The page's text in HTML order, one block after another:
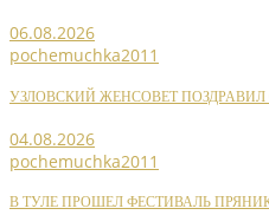
06.08.2026
pochemuchka2011
УЗЛОВСКИЙ ЖЕНСОВЕТ
04.08.2026
pochemuchka2011
В ТУЛЕ ПРОШЕЛ ФЕСТИВАЛЬ